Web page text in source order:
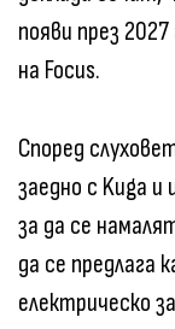
появи през
на Focus.
Според
заедно с Kuga
за да се
да се предлага
електрическо